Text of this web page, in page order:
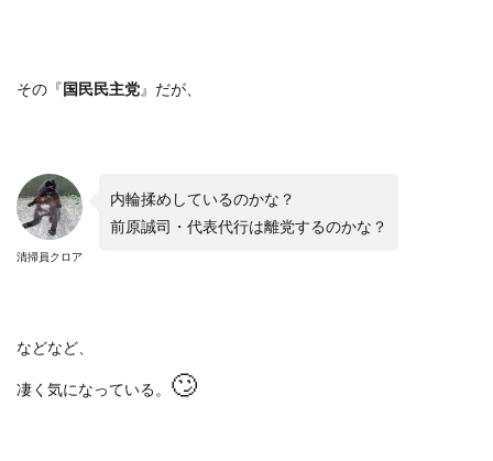
その『国民民主党』だが、
清掃員クロア
内輪揉めしているのかな？
前原誠司・代表代行は離党するのかな？
などなど、
凄く気になっている。 🙄